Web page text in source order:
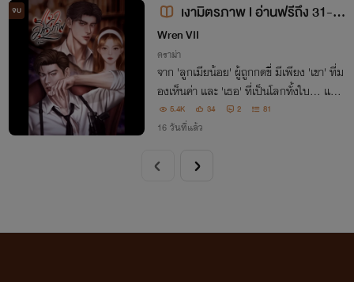
จบ
เงามิตรภาพ l อ่านฟรีถึง 31-0
7-26
Wren VII
ดราม่า
จาก 'ลูกเมียน้อย' ผู้ถูกกดขี่ มีเพียง 'เขา' ที่ม
องเห็นค่า และ 'เธอ' ที่เป็นโลกทั้งใบ... แต่โช
คชะตากลับเล่นตลก เมื่อคนที่ดีกับเขาที่สุด ก
ลายเป็นคู่แข่งหัวใจที่เขาไม่กล้าแม้แต่จะคิดเอ
5.4K 34 2 81
16 วันที่แล้ว